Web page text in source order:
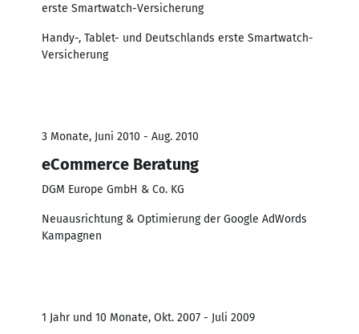
erste Smartwatch-Versicherung
Handy-, Tablet- und Deutschlands erste Smartwatch-
Versicherung
3 Monate, Juni 2010 - Aug. 2010
eCommerce Beratung
DGM Europe GmbH & Co. KG
Neuausrichtung & Optimierung der Google AdWords
Kampagnen
1 Jahr und 10 Monate, Okt. 2007 - Juli 2009